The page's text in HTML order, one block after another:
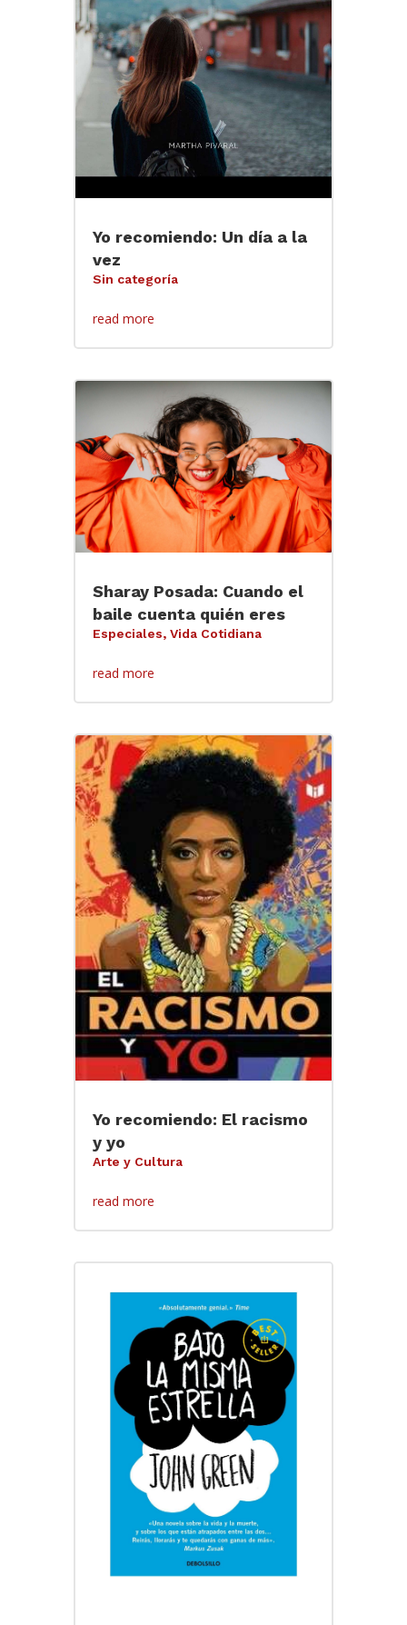
Yo recomiendo: Un día a la
vez
Sin categoría
read more
Sharay Posada: Cuando el
baile cuenta quién eres
Especiales, Vida Cotidiana
read more
Yo recomiendo: El racismo
y yo
Arte y Cultura
read more